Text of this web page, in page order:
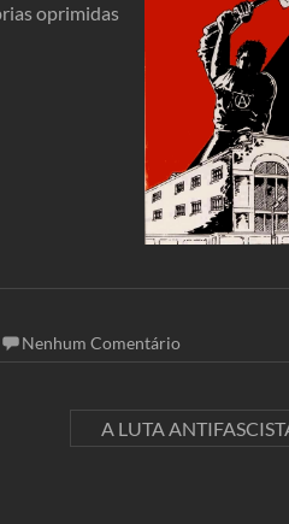
oprimidas
Nenhum Comentário
A LUTA